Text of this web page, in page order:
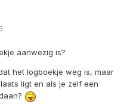
aanwezig is?
het logboekje weg is, maar
ligt en als je zelf een